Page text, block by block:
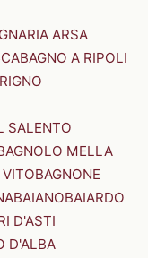
ARSA
BAGNO A RIPOLI
SALENTO
MELLA
BAGNONE
BAIANOBAIARDO
D'ASTI
D'ALBA